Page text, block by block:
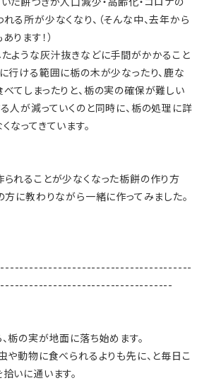
る所が少なくなり、（そんな中、去年から
ります！）
ような灰汁抜きなどに手間がかかること
行ける範囲に栃の木が少なったり、鹿な
てしまったりと、栃の実の確保が難しい
人が減っていくのと同時に、栃の処理に詳
なってきています。
れることが少なくなった栃餅の作り方
方に教わりながら一緒に作ってみました。
栃の実が地面に落ち始めます。
や動物に食べられるよりも先に、と毎日こ
いに通います。